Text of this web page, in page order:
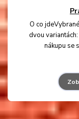
O co
dvou
nákupu se